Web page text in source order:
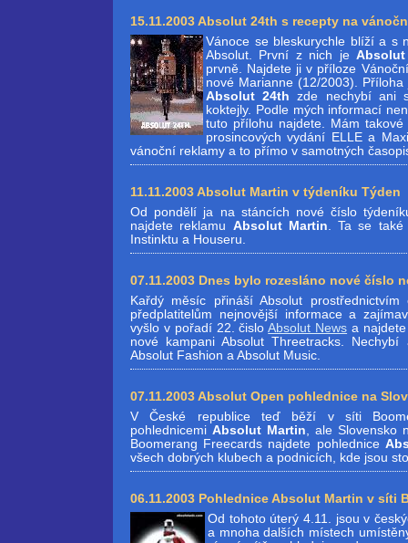
15.11.2003 Absolut 24th s recepty na
Vánoce se bleskurychle blíží a s
Absolut. První z nich je
prvně. Najdete ji v příloze
nové Marianne (12/2003).
Absolut 24th zde nechybí ani
koktejly. Podle mých informací
tuto přílohu najdete. Mám
prosincových vydání ELLE a
vánoční reklamy a to přímo v samotných
11.11.2003 Absolut Martin v týdeníku Týden
Od pondělí ja na stáncích nové číslo
najdete reklamu Absolut Martin. Ta se také
Instinktu a Houseru.
07.11.2003 Dnes bylo rozesláno nové číslo
Kařdý měsíc přináší Absolut prostřednictvím
předplatitelům nejnovější informace a
vyšlo v pořadí 22. čisloAbsolut News a
nové kampani Absolut Threetracks.
Absolut Fashion a Absolut Music.
07.11.2003 Absolut Open pohlednice na
V České republice teď běží v síti
pohlednicemi Absolut Martin, ale Slovensko
Boomerang Freecards najdete pohlednice
všech dobrých klubech a podnicích, kde jsou
06.11.2003 Pohlednice Absolut Martin v síti
Od tohoto úterý 4.11. jsou v
a mnoha dalších místech